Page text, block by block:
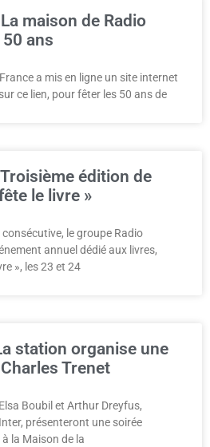
maison de Radio
ans
a mis en ligne un site internet
ce lien, pour fêter les 50 ans de
édition de
le livre »
le groupe Radio
annuel dédié aux livres,
», les 23 et 24
station organise une
Trenet
Boubil et Arthur Dreyfus,
présenteront une soirée
la Maison de la